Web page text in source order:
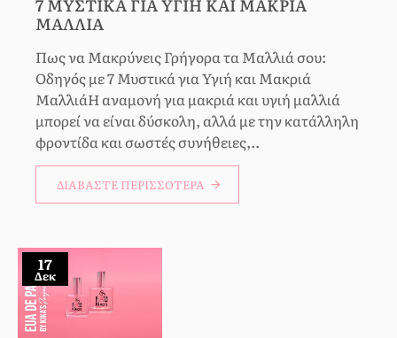
7 ΜΥΣΤΙΚΆ ΓΙΑ ΥΓΙΉ ΚΑΙ ΜΑΚΡΙΆ
ΜΑΛΛΙΆ
Πως να Μακρύνεις Γρήγορα τα Μαλλιά σου:
Οδηγός με 7 Μυστικά για Υγιή και Μακριά
ΜαλλιάΗ αναμονή για μακριά και υγιή μαλλιά
μπορεί να είναι δύσκολη, αλλά με την κατάλληλη
φροντίδα και σωστές συνήθειες,..
ΔΙΑΒΆΣΤΕ ΠΕΡΙΣΣΌΤΕΡΑ
17
Δεκ